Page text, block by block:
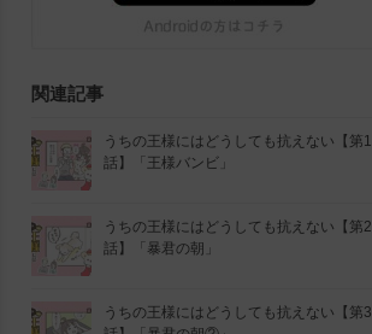
関連記事
うちの王様にはどうしても抗えない【第1
話】「王様バンビ」
うちの王様にはどうしても抗えない【第2
話】「暴君の朝」
うちの王様にはどうしても抗えない【第3